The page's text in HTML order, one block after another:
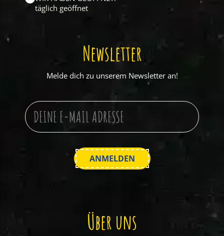
täglich geöffnet
Newsletter
Melde dich zu unserem Newsletter an!
Über uns